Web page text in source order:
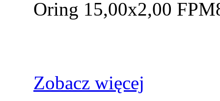
Oring 15,00x2,00
Zobacz więcej